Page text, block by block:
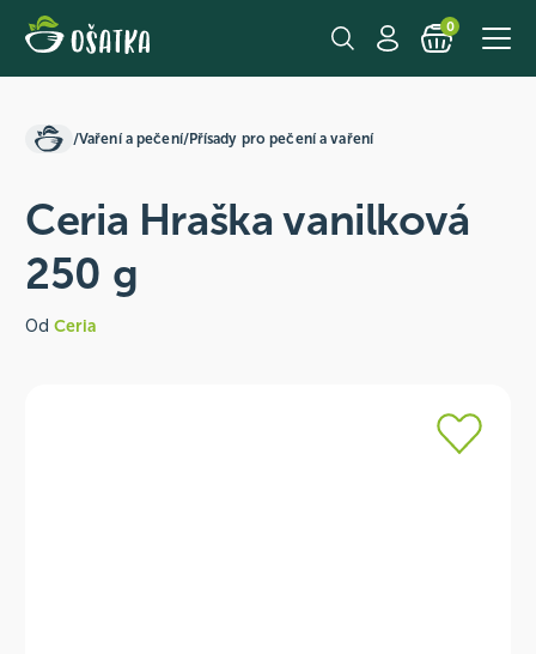
0
/Vaření a pečení/Přísady pro pečení a vaření
Ceria Hraška vanilková
250 g
Od Ceria